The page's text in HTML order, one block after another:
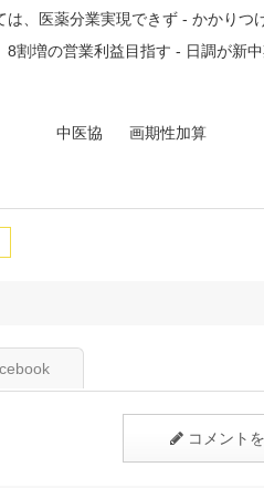
は、医薬分業実現できず - かかり
8割増の営業利益目指す - 日調が新
中医協 画期性加算
コメント